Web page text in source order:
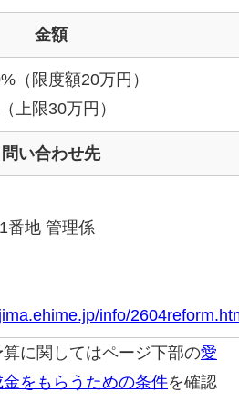
金額
（限度額20万円）
上限30万円）
問い合わせ先
番地 管理係
info/
に関してはページ下部の愛
をもらうための条件を確認